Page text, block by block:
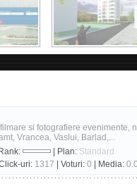
si fotografiere evenimente,
Vrancea, Vaslui, Barlad,...
| Plan: Standard
Click-uri: 1317 | Voturi: 0 | Media: